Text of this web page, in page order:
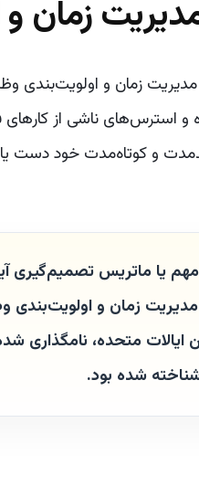
مدیریت زمان
مدیریت زمان و اولویت‌بندی
و استرس‌های ناشی از
و کوتاه‌مدت خود دست
یا ماتریس تصمیم‌گیری
زمان و اولویت‌بندی
متحده، نامگذاری
شده بود.